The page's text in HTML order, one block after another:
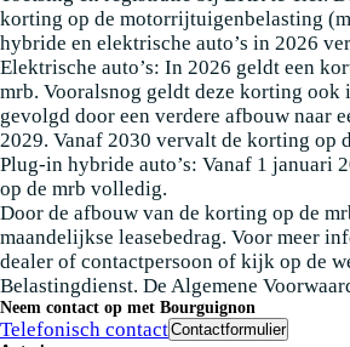
korting op de motorrijtuigenbelasting
hybride en elektrische auto’s in 2026
Elektrische auto’s: In 2026 geldt een
mrb. Vooralsnog geldt deze korting ook
gevolgd door een verdere afbouw naar
2029. Vanaf 2030 vervalt de korting op
Plug-in hybride auto’s: Vanaf 1 januari
op de mrb volledig.
Door de afbouw van de korting op de
maandelijkse leasebedrag. Voor meer
dealer of contactpersoon of kijk op de
Belastingdienst. De Algemene
Neem contact op met Bourguignon
Telefonisch contactContactformulier